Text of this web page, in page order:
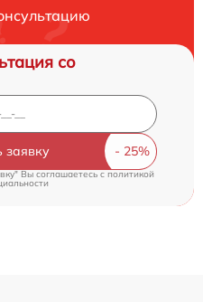
со
заявку
Вы соглашаетесь cполитикой